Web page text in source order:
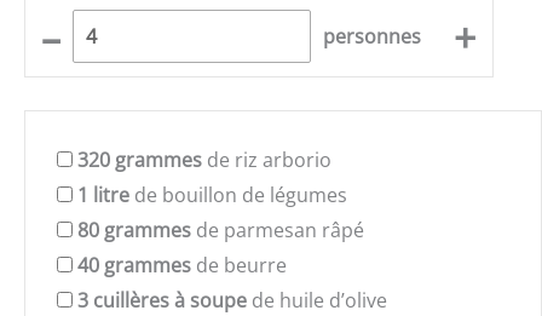
– personnes +
320 grammes de riz arborio
1 litre de bouillon de légumes
80 grammes de parmesan râpé
40 grammes de beurre
3 cuillères à soupe de huile d’olive